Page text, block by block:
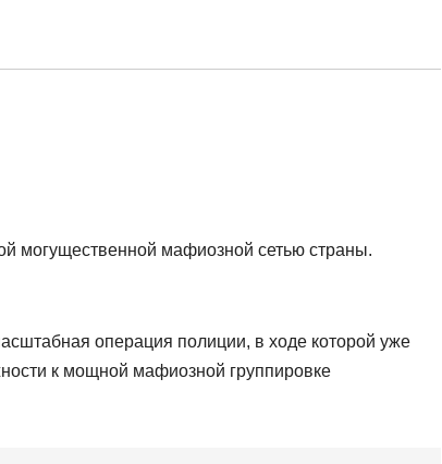
могущественной мафиозной сетью страны.
операция полиции, в ходе которой уже
к мощной мафиозной группировке